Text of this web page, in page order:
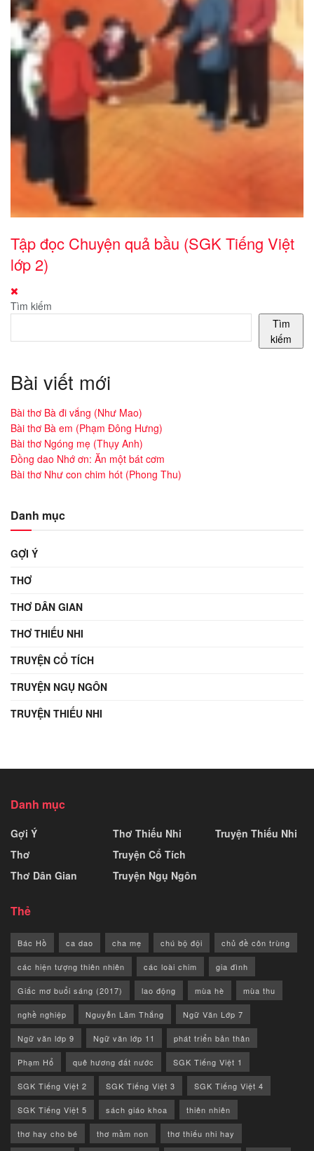
Tập đọc Chuyện quả bầu (SGK Tiếng Việt
lớp 2)
Tìm kiếm
Tìm
kiếm
Bài viết mới
Bài thơ Bà đi vắng (Như Mao)
Bài thơ Bà em (Phạm Đông Hưng)
Bài thơ Ngóng mẹ (Thụy Anh)
Đồng dao Nhớ ơn: Ăn một bát cơm
Bài thơ Như con chim hót (Phong Thu)
Danh mục
GỢI Ý
THƠ
THƠ DÂN GIAN
THƠ THIẾU NHI
TRUYỆN CỔ TÍCH
TRUYỆN NGỤ NGÔN
TRUYỆN THIẾU NHI
Danh mục
Gợi Ý
Thơ
Thơ Dân Gian
Thơ Thiếu Nhi
Truyện Cổ Tích
Truyện Ngụ Ngôn
Truyện Thiếu Nhi
Thẻ
Bác Hồ ca dao cha mẹ chú bộ đội chủ đề côn trùng
các hiện tượng thiên nhiên các loài chim gia đình
Giấc mơ buổi sáng (2017) lao động mùa hè mùa thu
nghề nghiệp Nguyễn Lãm Thắng Ngữ Văn Lớp 7
Ngữ văn lớp 9 Ngữ văn lớp 11 phát triển bản thân
Phạm Hổ quê hương đất nước SGK Tiếng Việt 1
SGK Tiếng Việt 2 SGK Tiếng Việt 3 SGK Tiếng Việt 4
SGK Tiếng Việt 5 sách giáo khoa thiên nhiên
thơ hay cho bé thơ mầm non thơ thiếu nhi hay